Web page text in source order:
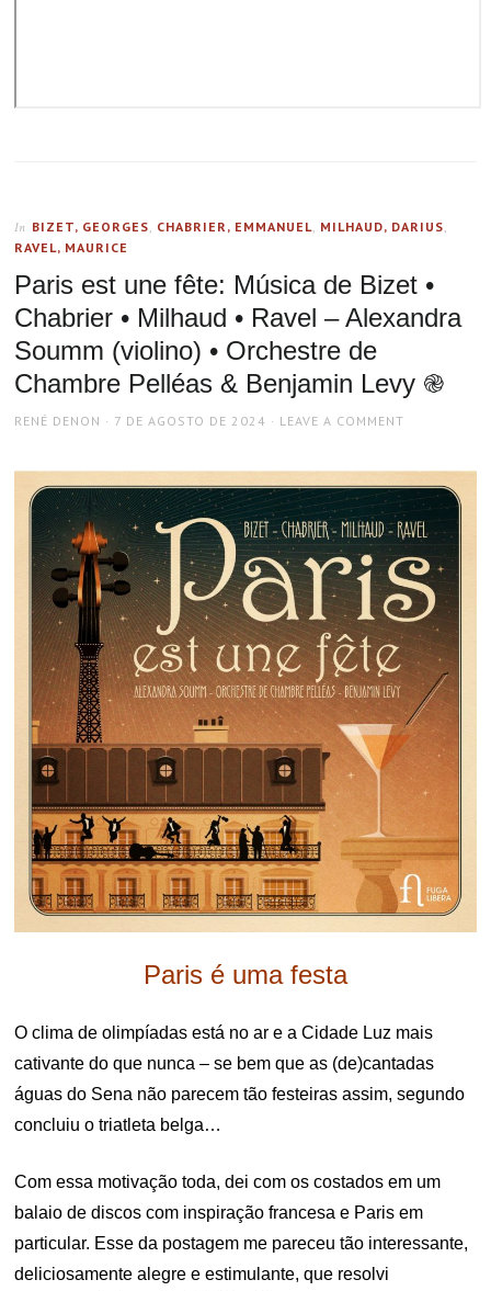
In BIZET, GEORGES, CHABRIER, EMMANUEL, MILHAUD, DARIUS,
RAVEL, MAURICE
Paris est une fête: Música de Bizet •
Chabrier • Milhaud • Ravel – Alexandra
Soumm (violino) • Orchestre de
Chambre Pelléas & Benjamin Levy ֎
AUTHOR
RENÉ DENON
POSTED
7 DE AGOSTO DE 2024 LEAVE A COMMENT
Paris é uma festa
O clima de olimpíadas está no ar e a Cidade Luz mais
cativante do que nunca – se bem que as (de)cantadas
águas do Sena não parecem tão festeiras assim, segundo
concluiu o triatleta belga…
Com essa motivação toda, dei com os costados em um
balaio de discos com inspiração francesa e Paris em
particular. Esse da postagem me pareceu tão interessante,
deliciosamente alegre e estimulante, que resolvi